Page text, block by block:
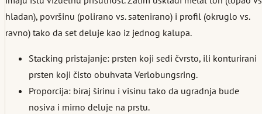
hladan), površinu (polirano vs. satenirano) i profil (okruglo vs.
ravno) tako da set deluje kao iz jednog kalupa.
Stacking pristajanje: prsten koji sedi čvrsto, ili konturirani
prsten koji čisto obuhvata Verlobungsring.
Proporcija: biraj širinu i visinu tako da ugradnja bude
nosiva i mirno deluje na prstu.